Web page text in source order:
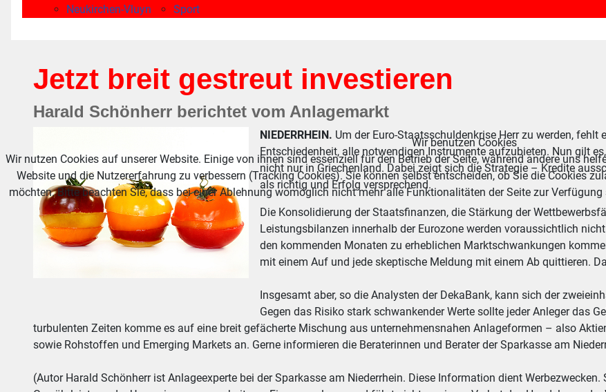
Neukirchen-Vluyn
Sport
Jetzt breit gestreut investieren
Harald Schönherr berichtet vom Anlagemarkt
NIEDERRHEIN. Um der Euro-Staatsschuldenkrise Herr zu werden,
Entschiedenheit, alle notwendigen Instrumente aufzubieten. Nun gilt
nicht nur in Griechenland. Dabei zeigt sich die Strategie – Kredite
als richtig und Erfolg versprechend.
Die Konsolidierung der Staatsfinanzen, die Stärkung der
Leistungsbilanzen innerhalb der Eurozone werden voraussichtlich
den kommenden Monaten zu erheblichen Marktschwankungen
mit einem Auf und jede skeptische Meldung mit einem Ab quittieren.
Insgesamt aber, so die Analysten der DekaBank, kann sich der
Gegen das Risiko stark schwankender Werte sollte jeder Anleger das
turbulenten Zeiten komme es auf eine breit gefächerte Mischung aus unternehmensnahen Anlageformen – also
sowie Rohstoffen und Emerging Markets an. Gerne informieren die Beraterinnen und Berater der Sparkasse am
(Autor Harald Schönherr ist Anlageexperte bei der Sparkasse am Niederrhein. Diese Information dient
Wir benutzen Cookies
Wir nutzen Cookies auf unserer Website. Einige von ihnen sind essenziell für den Betrieb der Seite, während andere uns
Website und die Nutzererfahrung zu verbessern (Tracking Cookies). Sie können selbst entscheiden, ob Sie die Cookies
möchten. Bitte beachten Sie, dass bei einer Ablehnung womöglich nicht mehr alle Funktionalitäten der Seite zur Verfügung